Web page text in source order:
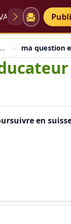
Formation en suisse et france educateur ma question
en